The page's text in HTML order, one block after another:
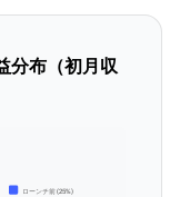
分布（初月収
ローンチ前 (25%)